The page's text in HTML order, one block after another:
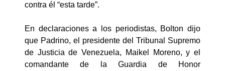
contra él “esta tarde”.
En declaraciones a los periodistas, Bolton dijo
que Padrino, el presidente del Tribunal Supremo
de Justicia de Venezuela, Maikel Moreno, y el
comandante de la Guardia de Honor